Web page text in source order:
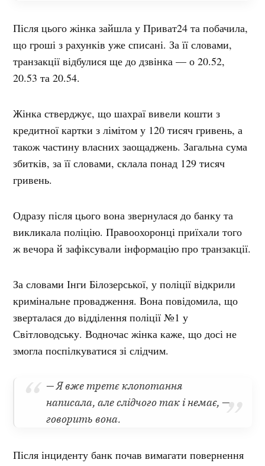
Після цього жінка зайшла у Приват24 та побачила,
що гроші з рахунків уже списані. За її словами,
транзакції відбулися ще до дзвінка — о 20.52,
20.53 та 20.54.
Жінка стверджує, що шахраї вивели кошти з
кредитної картки з лімітом у 120 тисяч гривень, а
також частину власних заощаджень. Загальна сума
збитків, за її словами, склала понад 129 тисяч
гривень.
Одразу після цього вона звернулася до банку та
викликала поліцію. Правоохоронці приїхали того
ж вечора й зафіксували інформацію про транзакції.
За словами Інги Білозерської, у поліції відкрили
кримінальне провадження. Вона повідомила, що
зверталася до відділення поліції №1 у
Світловодську. Водночас жінка каже, що досі не
змогла поспілкуватися зі слідчим.
— Я вже третє клопотання
написала, але слідчого так і немає, —
говорить вона.
Після інциденту банк почав вимагати повернення